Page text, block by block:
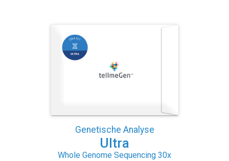
Genetische Analyse
Ultra
Whole Genome Sequencing 30x